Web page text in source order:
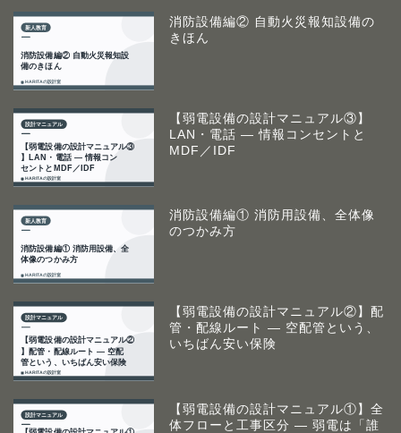
消防設備編② 自動火災報知設備の
きほん
【弱電設備の設計マニュアル③】
LAN・電話 ― 情報コンセントと
MDF／IDF
消防設備編① 消防用設備、全体像
のつかみ方
【弱電設備の設計マニュアル②】配
管・配線ルート ― 空配管という、
いちばん安い保険
【弱電設備の設計マニュアル①】全
体フローと工事区分 ― 弱電は「誰